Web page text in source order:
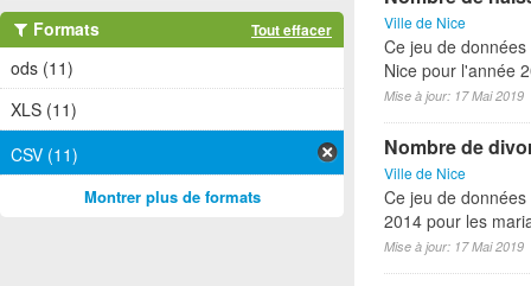
Ville de Nice
Ce jeu de
Nice pour l'année
Mise à jour: 17 Mai 2019
Nombre de
Ville de Nice
Ce jeu de
2014 pour les
Mise à jour: 17 Mai 2019
Formats Tout effacer
ods (11)
XLS (11)
CSV (11)
Montrer plus de formats